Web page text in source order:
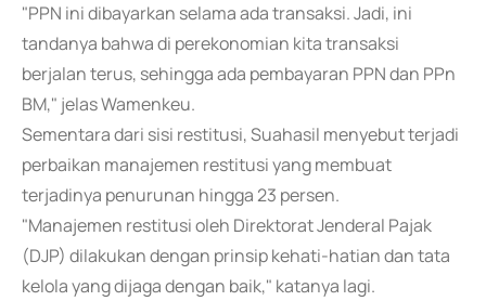
"PPN ini dibayarkan selama ada transaksi. Jadi, ini
tandanya bahwa di perekonomian kita transaksi
berjalan terus, sehingga ada pembayaran PPN dan PPn
BM," jelas Wamenkeu.
Sementara dari sisi restitusi, Suahasil menyebut terjadi
perbaikan manajemen restitusi yang membuat
terjadinya penurunan hingga 23 persen.
"Manajemen restitusi oleh Direktorat Jenderal Pajak
(DJP) dilakukan dengan prinsip kehati-hatian dan tata
kelola yang dijaga dengan baik," katanya lagi.